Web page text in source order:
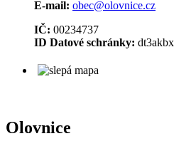
E-mail: obec@olovnice.cz
IČ: 00234737
ID Datové schránky: dt3akbx
Olovnice